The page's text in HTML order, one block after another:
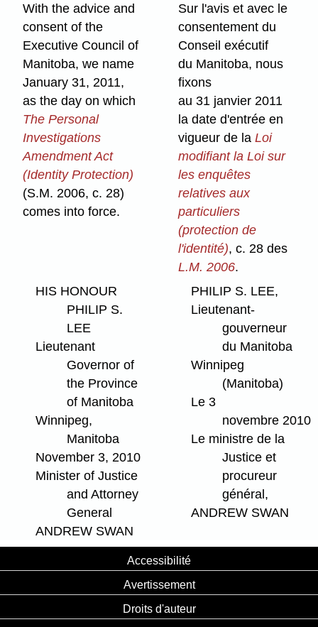
With the advice and
consent of the
Executive Council of
Manitoba, we name
January 31, 2011,
as the day on which
The Personal
Investigations
Amendment Act
(Identity Protection)
(S.M. 2006, c. 28)
comes into force.
Sur l'avis et avec le
consentement du
Conseil exécutif
du Manitoba, nous
fixons
au 31 janvier 2011
la date d'entrée en
vigueur de laLoi
modifiant la Loi sur
les enquêtes
relatives aux
particuliers
(protection de
l'identité), c. 28 des
L.M. 2006.
HIS HONOUR
PHILIP S.
LEE
Lieutenant
Governor of
the Province
of Manitoba
Winnipeg,
Manitoba
November 3, 2010
Minister of Justice
and Attorney
General
ANDREW SWAN
PHILIP S. LEE,
Lieutenant-
gouverneur
du Manitoba
Winnipeg
(Manitoba)
Le 3
novembre 2010
Le ministre de la
Justice et
procureur
général,
ANDREW SWAN
Accessibilité
Avertissement
Droits d'auteur